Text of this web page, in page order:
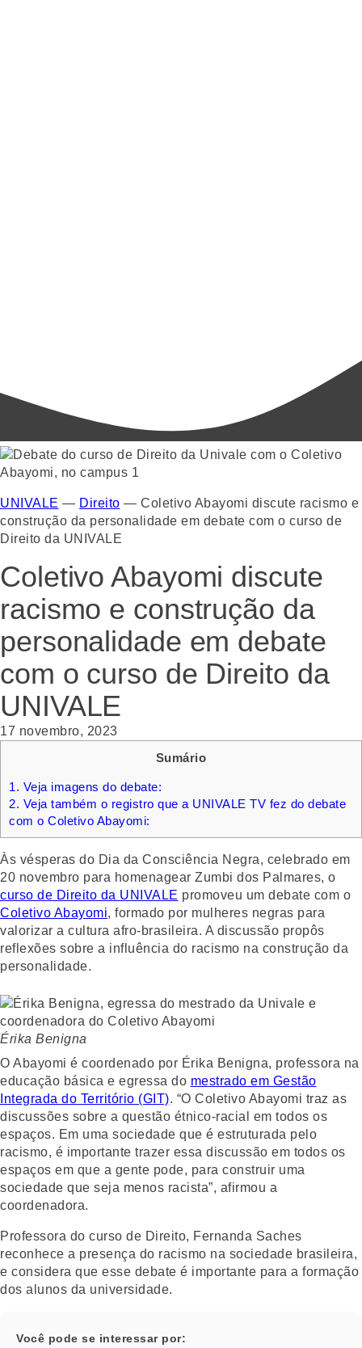
UNIVALE — Direito — Coletivo Abayomi discute racismo e
construção da personalidade em debate com o curso de
Direito da UNIVALE
Coletivo Abayomi discute
racismo e construção da
personalidade em debate
com o curso de Direito da
UNIVALE
17 novembro, 2023
Sumário
1. Veja imagens do debate:
2. Veja também o registro que a UNIVALE TV fez do debate
com o Coletivo Abayomi:
Às vésperas do Dia da Consciência Negra, celebrado em
20 novembro para homenagear Zumbi dos Palmares, o
curso de Direito da UNIVALE promoveu um debate com o
Coletivo Abayomi, formado por mulheres negras para
valorizar a cultura afro-brasileira. A discussão propôs
reflexões sobre a influência do racismo na construção da
personalidade.
Érika Benigna
O Abayomi é coordenado por Érika Benigna, professora na
educação básica e egressa do mestrado em Gestão
Integrada do Território (GIT). “O Coletivo Abayomi traz as
discussões sobre a questão étnico-racial em todos os
espaços. Em uma sociedade que é estruturada pelo
racismo, é importante trazer essa discussão em todos os
espaços em que a gente pode, para construir uma
sociedade que seja menos racista”, afirmou a
coordenadora.
Professora do curso de Direito, Fernanda Saches
reconhece a presença do racismo na sociedade brasileira,
e considera que esse debate é importante para a formação
dos alunos da universidade.
Você pode se interessar por: